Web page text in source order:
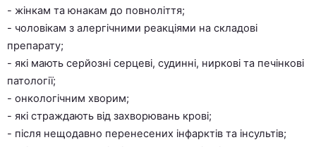
- жінкам та юнакам до повноліття;
- чоловікам з алергічними реакціями на складові
препарату;
- які мають серйозні серцеві, судинні, ниркові та печінкові
патології;
- онкологічним хворим;
- які страждають від захворювань крові;
- після нещодавно перенесених інфарктів та інсультів;